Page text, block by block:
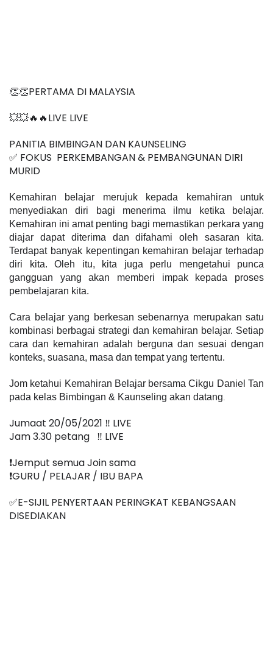
👏👏PERTAMA DI MALAYSIA
💥💥🔥🔥LIVE LIVE
PANITIA BIMBINGAN DAN KAUNSELING
✅ FOKUS  PERKEMBANGAN & PEMBANGUNAN DIRI
MURID
Kemahiran belajar merujuk kepada kemahiran untuk
menyediakan diri bagi menerima ilmu ketika belajar.
Kemahiran ini amat penting bagi memastikan perkara yang
diajar dapat diterima dan difahami oleh sasaran kita.
Terdapat banyak kepentingan kemahiran belajar terhadap
diri kita. Oleh itu, kita juga perlu mengetahui punca
gangguan yang akan memberi impak kepada proses
pembelajaran kita.
Cara belajar yang berkesan sebenarnya merupakan satu
kombinasi berbagai strategi dan kemahiran belajar. Setiap
cara dan kemahiran adalah berguna dan sesuai dengan
konteks, suasana, masa dan tempat yang tertentu.
Jom ketahui Kemahiran Belajar bersama Cikgu Daniel Tan
pada kelas Bimbingan & Kaunseling akan datang.
Jumaat 20/05/2021 ‼️ LIVE
Jam 3.30 petang   ‼️ LIVE
❗️Jemput semua Join sama
❗️GURU / PELAJAR / IBU BAPA
✅E-SIJIL PENYERTAAN PERINGKAT KEBANGSAAN
DISEDIAKAN